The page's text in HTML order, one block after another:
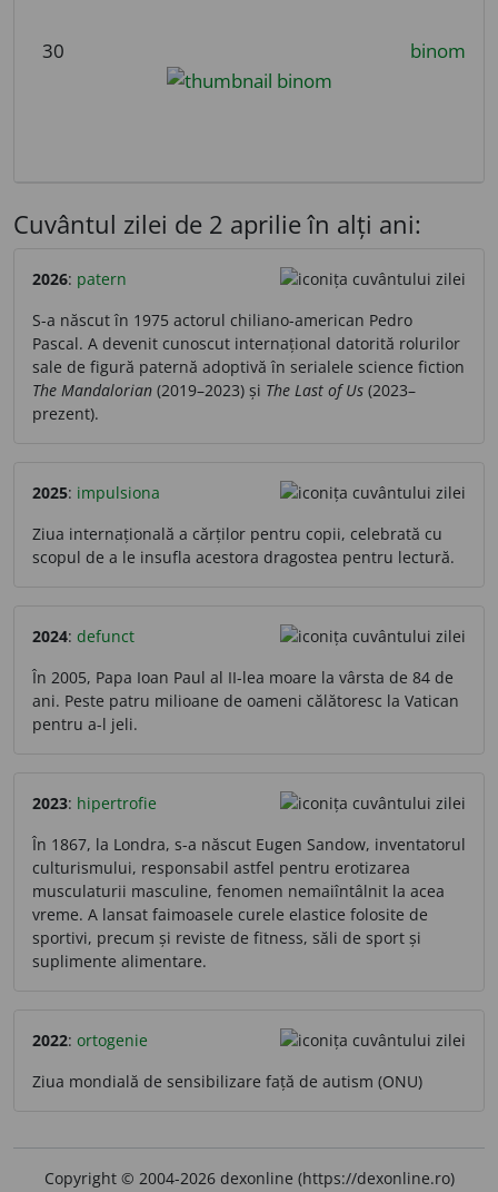
30 binom
Cuvântul zilei de 2 aprilie în alți ani:
2026: patern
S-a născut în 1975 actorul chiliano-american Pedro
Pascal. A devenit cunoscut internațional datorită rolurilor
sale de figură paternă adoptivă în serialele science fiction
The Mandalorian (2019–2023) și The Last of Us (2023–
prezent).
2025: impulsiona
Ziua internațională a cărților pentru copii, celebrată cu
scopul de a le insufla acestora dragostea pentru lectură.
2024: defunct
În 2005, Papa Ioan Paul al II-lea moare la vârsta de 84 de
ani. Peste patru milioane de oameni călătoresc la Vatican
pentru a-l jeli.
2023: hipertrofie
În 1867, la Londra, s-a născut Eugen Sandow, inventatorul
culturismului, responsabil astfel pentru erotizarea
musculaturii masculine, fenomen nemaiîntâlnit la acea
vreme. A lansat faimoasele curele elastice folosite de
sportivi, precum și reviste de fitness, săli de sport și
suplimente alimentare.
2022: ortogenie
Ziua mondială de sensibilizare față de autism (ONU)
Copyright © 2004-2026 dexonline (https://dexonline.ro)